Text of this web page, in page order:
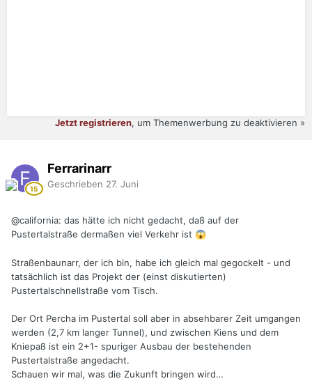
Jetzt registrieren, um Themenwerbung zu deaktivieren »
Ferrarinarr
Geschrieben 27. Juni
@california: das hätte ich nicht gedacht, daß auf der
Pustertalstraße dermaßen viel Verkehr ist 😱
Straßenbaunarr, der ich bin, habe ich gleich mal gegockelt - und
tatsächlich ist das Projekt der (einst diskutierten)
Pustertalschnellstraße vom Tisch.
Der Ort Percha im Pustertal soll aber in absehbarer Zeit umgangen
werden (2,7 km langer Tunnel), und zwischen Kiens und dem
Kniepaß ist ein 2+1- spuriger Ausbau der bestehenden
Pustertalstraße angedacht.
Schauen wir mal, was die Zukunft bringen wird…